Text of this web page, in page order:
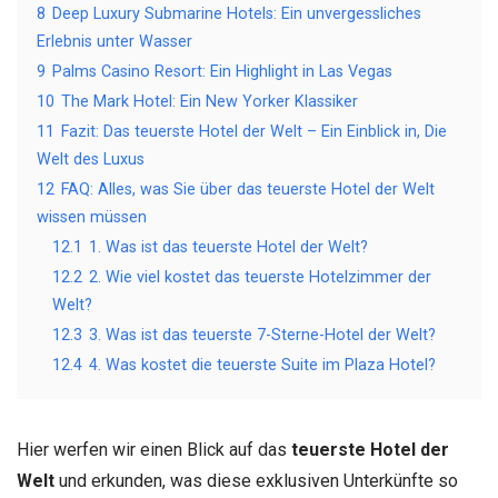
8 Deep Luxury Submarine Hotels: Ein unvergessliches
Erlebnis unter Wasser
9 Palms Casino Resort: Ein Highlight in Las Vegas
10 The Mark Hotel: Ein New Yorker Klassiker
11
Fazit: Das teuerste Hotel der Welt – Ein Einblick in, Die
Welt des Luxus
12 FAQ: Alles, was Sie über das teuerste Hotel der Welt
wissen müssen
12.1 1. Was ist das teuerste Hotel der Welt?
12.2 2. Wie viel kostet das teuerste Hotelzimmer der
Welt?
12.3 3. Was ist das teuerste 7-Sterne-Hotel der Welt?
12.4 4. Was kostet die teuerste Suite im Plaza Hotel?
Hier werfen wir einen Blick auf das teuerste Hotel der
Welt und erkunden, was diese exklusiven Unterkünfte so